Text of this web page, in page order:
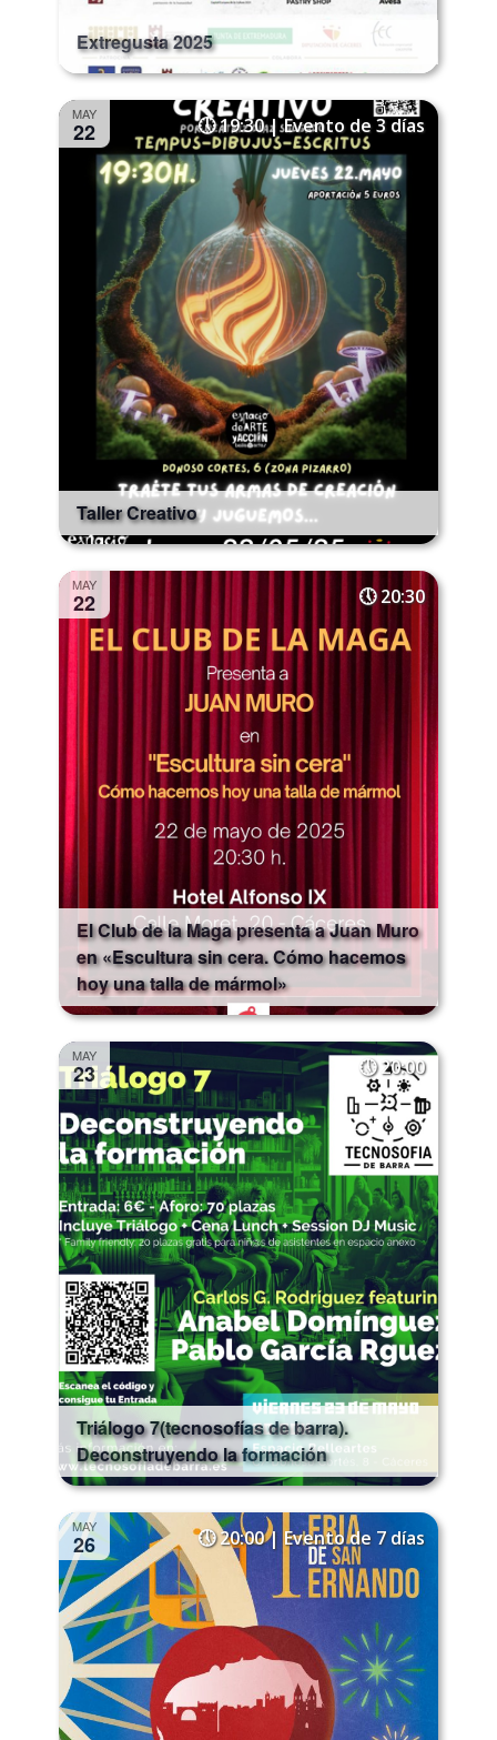
Extregusta 2025
MAY
22 19:30 | Evento de 3 días
Taller Creativo
MAY
22 20:30
El Club de la Maga presenta a Juan Muro
en «Escultura sin cera. Cómo hacemos
hoy una talla de mármol»
MAY
23 20:00
Triálogo 7(tecnosofías de barra).
Deconstruyendo la formación
MAY
26 20:00 | Evento de 7 días